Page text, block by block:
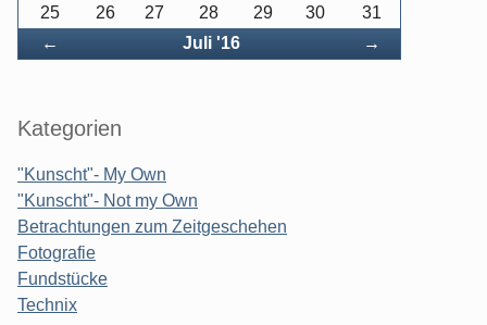
← Juli '16 Vorwärts
→
25
26 27 28 29 30 31
Kategorien
"Kunscht"- My Own
"Kunscht"- Not my Own
Betrachtungen zum Zeitgeschehen
Fotografie
Fundstücke
Technix